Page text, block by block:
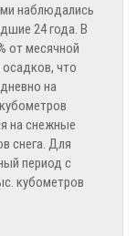
наблюдались
24 года. В
от месячной
что
на
на снежные
снега. Для
период с
кубометров